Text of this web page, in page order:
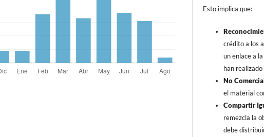
Esto implica que:
crédito a los
un enlace a
han realizado
No
el material
Compartir
remezcla la
debe